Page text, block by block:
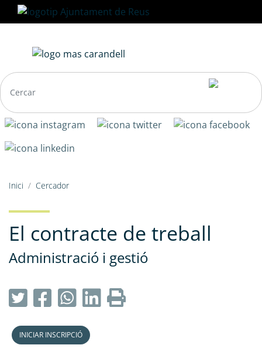
al
Navegació
Fil
Inici Cercador
El contracte de treball
Administració i gestió
INICIAR INSCRIPCIÓ